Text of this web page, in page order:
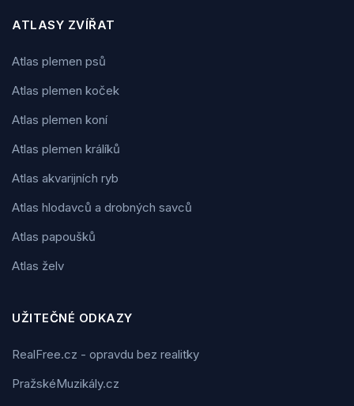
ATLASY ZVÍŘAT
Atlas plemen psů
Atlas plemen koček
Atlas plemen koní
Atlas plemen králíků
Atlas akvarijních ryb
Atlas hlodavců a drobných savců
Atlas papoušků
Atlas želv
UŽITEČNÉ ODKAZY
RealFree.cz - opravdu bez realitky
PražskéMuzikály.cz